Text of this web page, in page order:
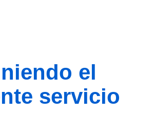
el
servicio